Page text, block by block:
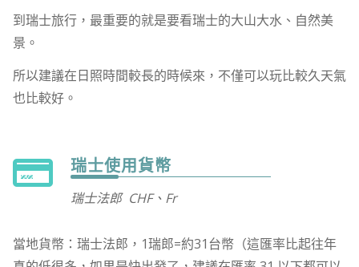
到瑞士旅行，最重要的就是要看瑞士的大山大水、自然美
景。
所以建議在日照時間較長的時候來，不僅可以玩比較久天氣
也比較好。
瑞士使用貨幣
瑞士法郎 CHF、 Fr
當地貨幣：瑞士法郎，1瑞郎=約31台幣（這匯率比起往年